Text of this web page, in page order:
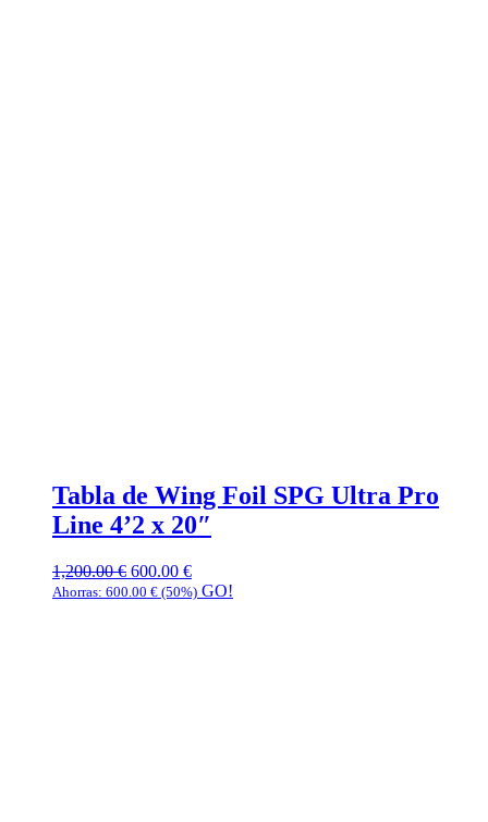
Tabla de Wing Foil SPG Ultra Pro
Line 4’2 x 20″
1,200.00€ 600.00 €
Ahorras: 600.00 € (50%) GO!